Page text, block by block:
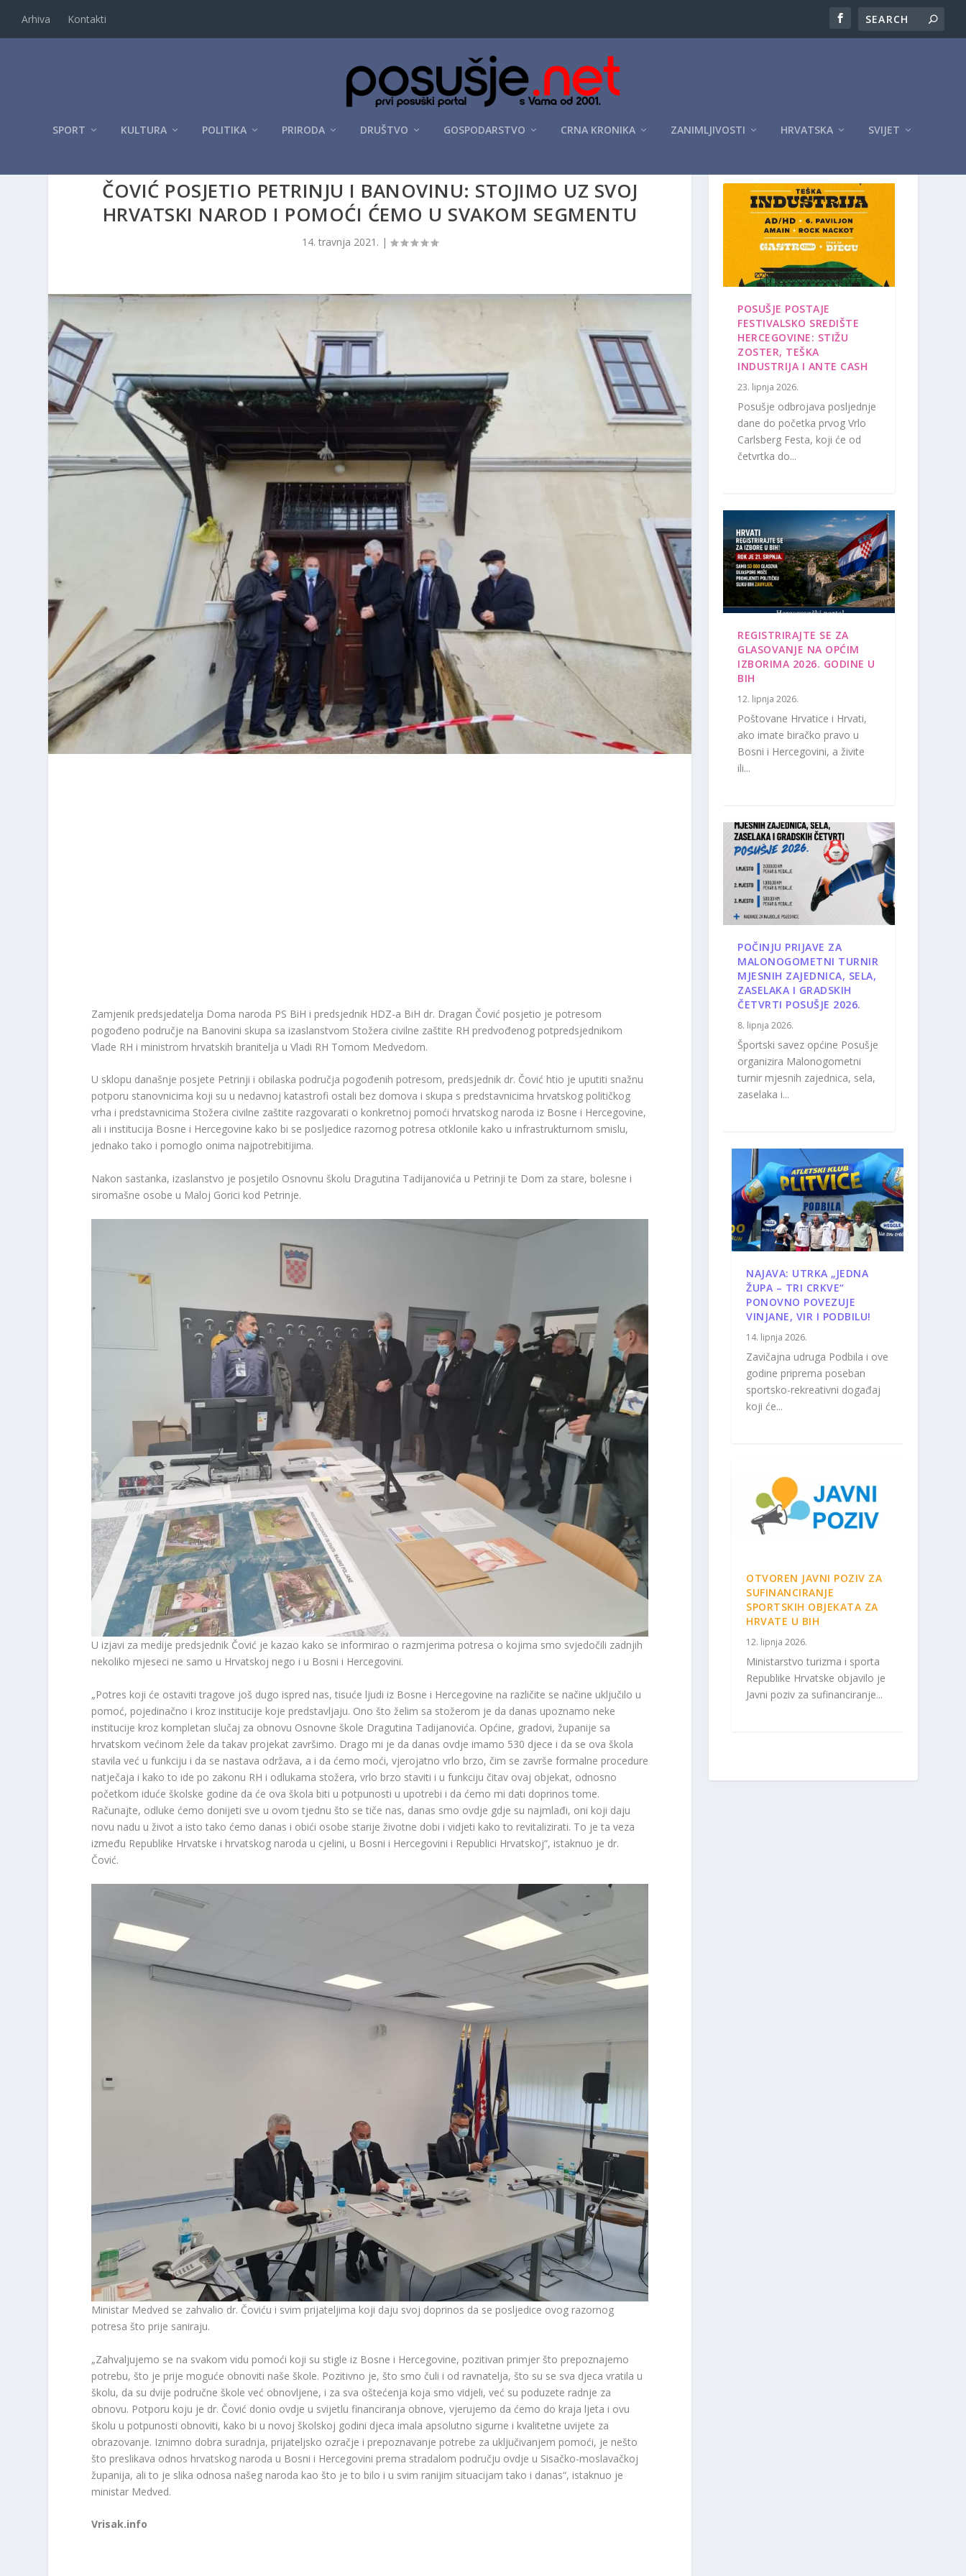
Arhiva Kontakti
SPORT KULTURA POLITIKA PRIRODA DRUŠTVO GOSPODARSTVO CRNA KRONIKA ZANIMLJIVOSTI HRVATSKA SVIJET
ČOVIĆ POSJETIO PETRINJU I BANOVINU: STOJIMO UZ SVOJ
HRVATSKI NAROD I POMOĆI ĆEMO U SVAKOM SEGMENTU
14. travnja 2021. |
Zamjenik predsjedatelja Doma naroda PS BiH i predsjednik HDZ-a BiH dr. Dragan Čović posjetio je potresom
pogođeno područje na Banovini skupa sa izaslanstvom Stožera civilne zaštite RH predvođenog potpredsjednikom
Vlade RH i ministrom hrvatskih branitelja u Vladi RH Tomom Medvedom.
U sklopu današnje posjete Petrinji i obilaska područja pogođenih potresom, predsjednik dr. Čović htio je uputiti snažnu
potporu stanovnicima koji su u nedavnoj katastrofi ostali bez domova i skupa s predstavnicima hrvatskog političkog
vrha i predstavnicima Stožera civilne zaštite razgovarati o konkretnoj pomoći hrvatskog naroda iz Bosne i Hercegovine,
ali i institucija Bosne i Hercegovine kako bi se posljedice razornog potresa otklonile kako u infrastrukturnom smislu,
jednako tako i pomoglo onima najpotrebitijima.
Nakon sastanka, izaslanstvo je posjetilo Osnovnu školu Dragutina Tadijanovića u Petrinji te Dom za stare, bolesne i
siromašne osobe u Maloj Gorici kod Petrinje.
U izjavi za medije predsjednik Čović je kazao kako se informirao o razmjerima potresa o kojima smo svjedočili zadnjih
nekoliko mjeseci ne samo u Hrvatskoj nego i u Bosni i Hercegovini.
„Potres koji će ostaviti tragove još dugo ispred nas, tisuće ljudi iz Bosne i Hercegovine na različite se načine uključilo u
pomoć, pojedinačno i kroz institucije koje predstavljaju. Ono što želim sa stožerom je da danas upoznamo neke
institucije kroz kompletan slučaj za obnovu Osnovne škole Dragutina Tadijanovića. Općine, gradovi, županije sa
hrvatskom većinom žele da takav projekat završimo. Drago mi je da danas ovdje imamo 530 djece i da se ova škola
stavila već u funkciju i da se nastava održava, a i da ćemo moći, vjerojatno vrlo brzo, čim se završe formalne procedure
natječaja i kako to ide po zakonu RH i odlukama stožera, vrlo brzo staviti i u funkciju čitav ovaj objekat, odnosno
početkom iduće školske godine da će ova škola biti u potpunosti u upotrebi i da ćemo mi dati doprinos tome.
Računajte, odluke ćemo donijeti sve u ovom tjednu što se tiče nas, danas smo ovdje gdje su najmlađi, oni koji daju
novu nadu u život a isto tako ćemo danas i obići osobe starije životne dobi i vidjeti kako to revitalizirati. To je ta veza
između Republike Hrvatske i hrvatskog naroda u cjelini, u Bosni i Hercegovini i Republici Hrvatskoj“, istaknuo je dr.
Čović.
Ministar Medved se zahvalio dr. Čoviću i svim prijateljima koji daju svoj doprinos da se posljedice ovog razornog
potresa što prije saniraju.
„Zahvaljujemo se na svakom vidu pomoći koji su stigle iz Bosne i Hercegovine, pozitivan primjer što prepoznajemo
potrebu, što je prije moguće obnoviti naše škole. Pozitivno je, što smo čuli i od ravnatelja, što su se sva djeca vratila u
školu, da su dvije područne škole već obnovljene, i za sva oštećenja koja smo vidjeli, već su poduzete radnje za
obnovu. Potporu koju je dr. Čović donio ovdje u svijetlu financiranja obnove, vjerujemo da ćemo do kraja ljeta i ovu
školu u potpunosti obnoviti, kako bi u novoj školskoj godini djeca imala apsolutno sigurne i kvalitetne uvijete za
obrazovanje. Iznimno dobra suradnja, prijateljsko ozračje i prepoznavanje potrebe za uključivanjem pomoći, je nešto
što preslikava odnos hrvatskog naroda u Bosni i Hercegovini prema stradalom području ovdje u Sisačko-moslavačkoj
županija, ali to je slika odnosa našeg naroda kao što je to bilo i u svim ranijim situacijam tako i danas“, istaknuo je
ministar Medved.
Vrisak.info
POSUŠJE POSTAJE
FESTIVALSKO SREDIŠTE
HERCEGOVINE: STIŽU
ZOSTER, TEŠKA
INDUSTRIJA I ANTE CASH
23. lipnja 2026.
Posušje odbrojava posljednje
dane do početka prvog Vrlo
Carlsberg Festa, koji će od
četvrtka do...
REGISTRIRAJTE SE ZA
GLASOVANJE NA OPĆIM
IZBORIMA 2026. GODINE U
BIH
12. lipnja 2026.
Poštovane Hrvatice i Hrvati,
ako imate biračko pravo u
Bosni i Hercegovini, a živite
ili...
POČINJU PRIJAVE ZA
MALONOGOMETNI TURNIR
MJESNIH ZAJEDNICA, SELA,
ZASELAKA I GRADSKIH
ČETVRTI POSUŠJE 2026.
8. lipnja 2026.
Športski savez općine Posušje
organizira Malonogometni
turnir mjesnih zajednica, sela,
zaselaka i...
NAJAVA: UTRKA „JEDNA
ŽUPA – TRI CRKVE“
PONOVNO POVEZUJE
VINJANE, VIR I PODBILU!
14. lipnja 2026.
Zavičajna udruga Podbila i ove
godine priprema poseban
sportsko-rekreativni događaj
koji će...
OTVOREN JAVNI POZIV ZA
SUFINANCIRANJE
SPORTSKIH OBJEKATA ZA
HRVATE U BIH
12. lipnja 2026.
Ministarstvo turizma i sporta
Republike Hrvatske objavilo je
Javni poziv za sufinanciranje...